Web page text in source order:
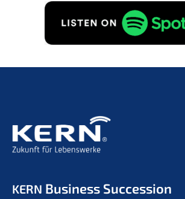
KERN Business Succession